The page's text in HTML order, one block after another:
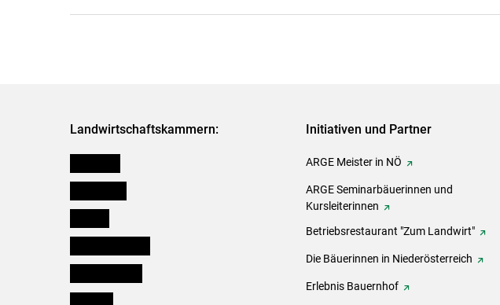
Landwirtschaftskammern: Initiativen und Partner
ARGE Meister in NÖ
ARGE Seminarbäuerinnen und
Kursleiterinnen
Betriebsrestaurant "Zum Landwirt"
Die Bäuerinnen in Niederösterreich
Erlebnis Bauernhof